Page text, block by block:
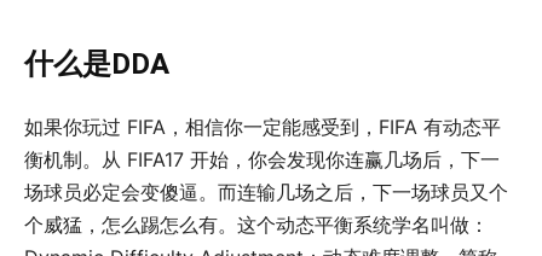
什么是DDA
如果你玩过 FIFA，相信你一定能感受到，FIFA 有动态平
衡机制。从 FIFA17 开始，你会发现你连赢几场后，下一
场球员必定会变傻逼。而连输几场之后，下一场球员又个
个威猛，怎么踢怎么有。这个动态平衡系统学名叫做：